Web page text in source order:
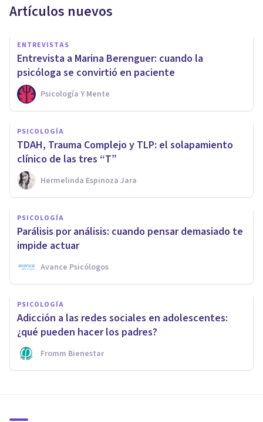
Artículos nuevos
ENTREVISTAS
Entrevista a Marina Berenguer: cuando la
psicóloga se convirtió en paciente
Psicología Y Mente
PSICOLOGÍA
TDAH, Trauma Complejo y TLP: el solapamiento
clínico de las tres “T”
Hermelinda Espinoza Jara
PSICOLOGÍA
Parálisis por análisis: cuando pensar demasiado te
impide actuar
Avance Psicólogos
PSICOLOGÍA
Adicción a las redes sociales en adolescentes:
¿qué pueden hacer los padres?
Fromm Bienestar